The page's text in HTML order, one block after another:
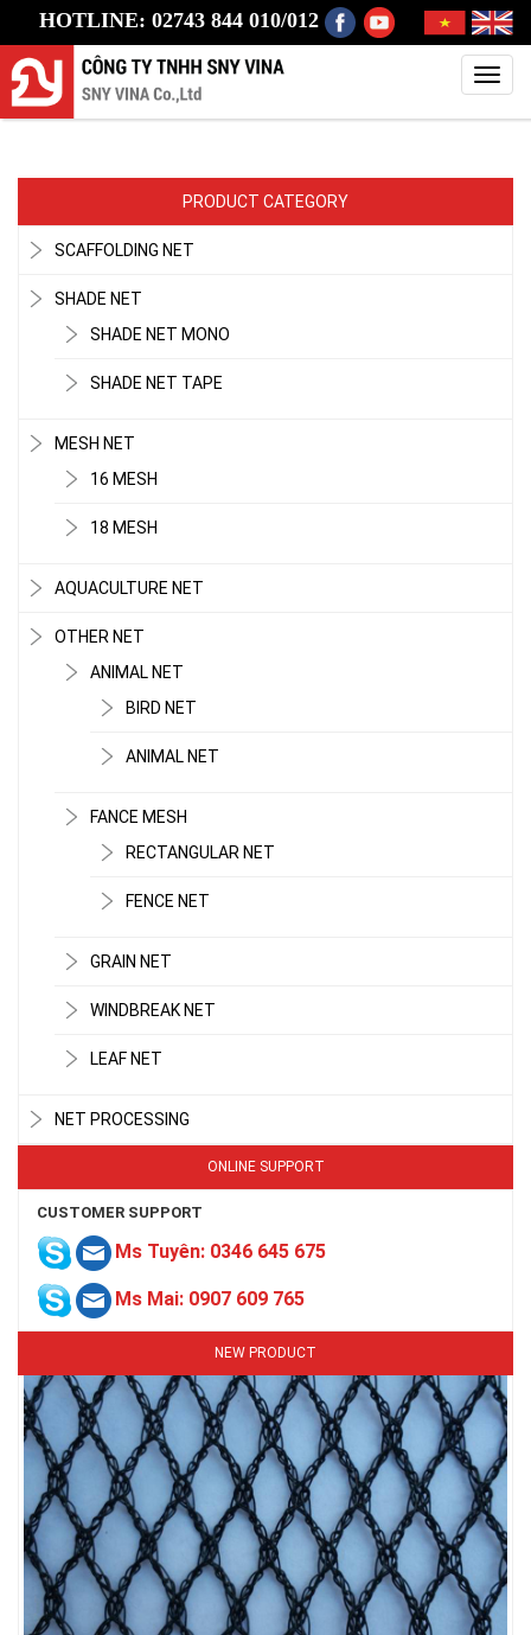
HOTLINE: 02743 844 010/012
PRODUCT CATEGORY
SCAFFOLDING NET
SHADE NET
SHADE NET MONO
SHADE NET TAPE
MESH NET
16 MESH
18 MESH
AQUACULTURE NET
OTHER NET
ANIMAL NET
BIRD NET
ANIMAL NET
FANCE MESH
RECTANGULAR NET
FENCE NET
GRAIN NET
WINDBREAK NET
LEAF NET
NET PROCESSING
ONLINE SUPPORT
CUSTOMER SUPPORT
Ms Tuyên: 0346 645 675
Ms Mai: 0907 609 765
NEW PRODUCT
LƯỚI CHẮN CHIM